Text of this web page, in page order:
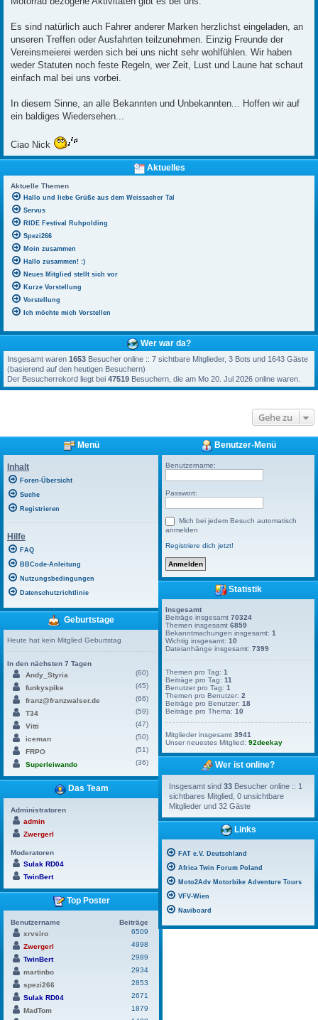
Es sind natürlich auch Fahrer anderer Marken herzlichst eingeladen, an
unseren Treffen oder Ausfahrten teilzunehmen. Einzig Freunde der
Vereinsmeierei werden sich bei uns nicht sehr wohlfühlen. Wir haben
weder Statuten noch feste Regeln, wer Zeit, Lust und Laune hat schaut
einfach mal bei uns vorbei.
In diesem Sinne, an alle Bekannten und Unbekannten... Hoffen wir auf
ein baldiges Wiedersehen...
Ciao Nick
Aktuelles
Aktuelle Themen
Hallo und liebe Grüße aus dem Weissacher Tal
Servus
RIDE Festival Ruhpolding
Spezi266
Moin zusammen
Hallo zusammen! :)
Neues Mitglied stellt sich vor
Kurze Vorstellung
Vorstellung
Ich möchte mich Vorstellen
Wer war da?
Insgesamt waren 1653 Besucher online :: 7 sichtbare Mitglieder, 3 Bots und 1643 Gäste
(basierend auf den heutigen Besuchern)
Der Besucherrekord liegt bei 47519 Besuchern, die am Mo 20. Jul 2026 online waren.
Gehe zu
Menü
Inhalt
Foren-Übersicht
Suche
Registrieren
Hilfe
FAQ
BBCode-Anleitung
Nutzungsbedingungen
Datenschutzrichtlinie
Geburtstage
Heute hat kein Mitglied Geburtstag
In den nächsten 7 Tagen
Andy_Styria
(60)
funkyspike
(45)
franz@franzwalser.de
(66)
T34
(59)
Vitti
(47)
iceman
(50)
FRPO
(51)
Superleiwando
(36)
Das Team
Administratoren
admin
Zwergerl
Moderatoren
Sulak RD04
TwinBert
Top Poster
Benutzername
Beiträge
xrvsiro
6509
Zwergerl
4998
TwinBert
2989
martinbo
2934
spezi266
2853
Sulak RD04
2671
MadTom
1879
Benutzer-Menü
Benutzername:
Passwort:
Mich bei jedem Besuch automatisch
anmelden
Registriere dich jetzt!
Statistik
Insgesamt
Beiträge insgesamt70324
Themen insgesamt6859
Bekanntmachungen insgesamt:1
Wichtig insgesamt:10
Dateianhänge insgesamt:7399
Themen pro Tag:1
Beiträge pro Tag:11
Benutzer pro Tag:1
Themen pro Benutzer:2
Beiträge pro Benutzer:18
Beiträge pro Thema:10
Mitglieder insgesamt3941
Unser neuestes Mitglied:92deekay
Wer ist online?
Insgesamt sind33 Besucher online :: 1
sichtbares Mitglied, 0 unsichtbare
Mitglieder und 32 Gäste
Links
FAT e.V. Deutschland
Africa Twin Forum Poland
Moto2Adv Motorbike Adventure Tours
VFV-Wien
Naviboard